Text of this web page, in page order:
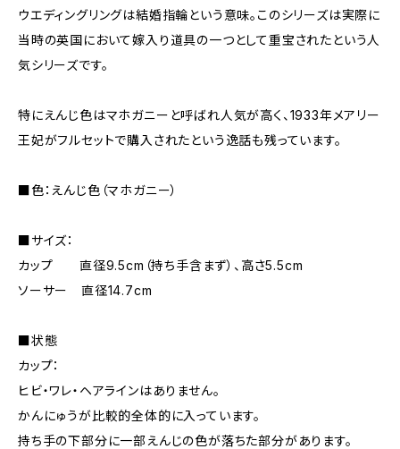
ウエディングリングは結婚指輪という意味。このシリーズは実際に
当時の英国において嫁入り道具の一つとして重宝されたという人
気シリーズです。
特にえんじ色はマホガニーと呼ばれ人気が高く、1933年メアリー
王妃がフルセットで購入されたという逸話も残っています。
■色：えんじ色（マホガニー）
■サイズ：
カップ 直径9.5cm（持ち手含まず）、高さ5.5cm
ソーサー 直径14.7cm
■状態
カップ：
ヒビ・ワレ・ヘアラインはありません。
かんにゅうが比較的全体的に入っています。
持ち手の下部分に一部えんじの色が落ちた部分があります。